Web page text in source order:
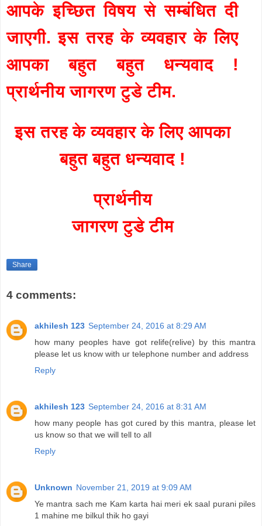
आपके इच्छित विषय से सम्बंधित दी
जाएगी. इस तरह के व्यवहार के लिए
आपका बहुत बहुत धन्यवाद !
प्रार्थनीय जागरण टुडे टीम.
इस तरह के व्यवहार के लिए आपका
बहुत बहुत धन्यवाद !
प्रार्थनीय
जागरण टुडे टीम
Share
4 comments:
akhilesh 123 September 24, 2016 at 8:29 AM
how many peoples have got relife(relive) by this mantra
please let us know with ur telephone number and address
Reply
akhilesh 123 September 24, 2016 at 8:31 AM
how many people has got cured by this mantra, please let
us know so that we will tell to all
Reply
Unknown November 21, 2019 at 9:09 AM
Ye mantra sach me Kam karta hai meri ek saal purani piles
1 mahine me bilkul thik ho gayi